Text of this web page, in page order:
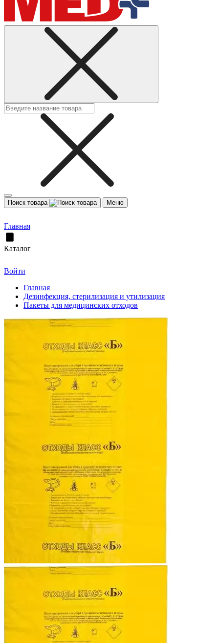
Поиск товара Меню
Главная
Каталог
Войти
Главная
Дезинфекция, стерилизация и утилизация
Пакеты для медицинских отходов